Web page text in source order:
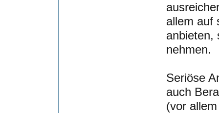
allem auf
anbieten,
nehmen.
Seriöse
auch
(vor